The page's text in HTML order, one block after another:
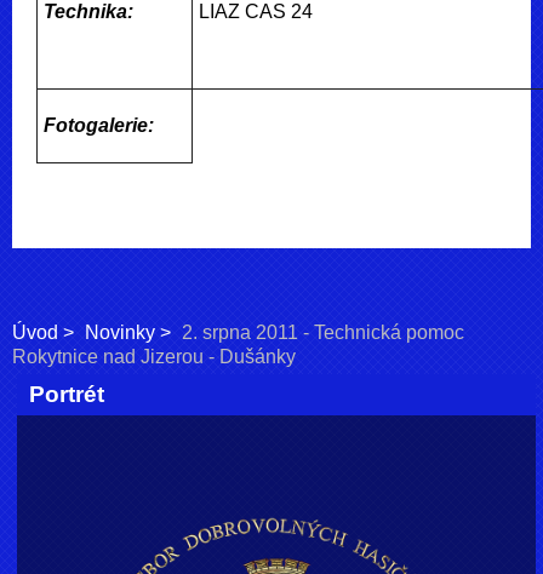
Technika: LIAZ CAS 24
Fotogalerie:
Úvod Novinky
2. srpna 2011 - Technická pomoc
Rokytnice nad Jizerou - Dušánky
Portrét